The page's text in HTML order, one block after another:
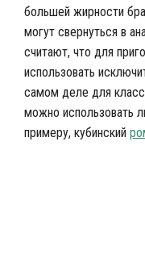
большей жирности
могут свернуться в
считают, что для
использовать
самом деле для
можно использовать
примеру, кубинский